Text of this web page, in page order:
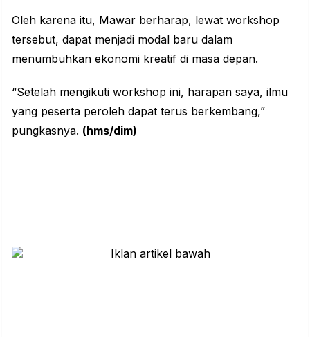
Oleh karena itu, Mawar berharap, lewat workshop
tersebut, dapat menjadi modal baru dalam
menumbuhkan ekonomi kreatif di masa depan.
“Setelah mengikuti workshop ini, harapan saya, ilmu
yang peserta peroleh dapat terus berkembang,”
pungkasnya. (hms/dim)